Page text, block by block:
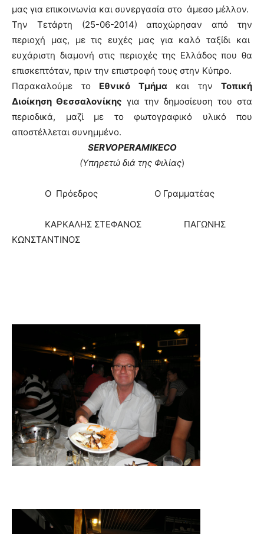
μας για επικοινωνία και συνεργασία στο άμεσο μέλλον.
Την Τετάρτη (25-06-2014) αποχώρησαν από την
περιοχή μας, με τις ευχές μας για καλό ταξίδι και
ευχάριστη διαμονή στις περιοχές της Ελλάδος που θα
επισκεπτόταν, πριν την επιστροφή τους στην Κύπρο.
Παρακαλούμε το Εθνικό Τμήμα και την Τοπική
Διοίκηση Θεσσαλονίκης για την δημοσίευση του στα
περιοδικά, μαζί με το φωτογραφικό υλικό που
αποστέλλεται συνημμένο.
SERVOPERAMIKECO
(Υπηρετώ διά της Φιλίας)
Ο Πρόεδρος Ο Γραμματέας
ΚΑΡΚΑΛΗΣ ΣΤΕΦΑΝΟΣ ΠΑΓΩΝΗΣ
ΚΩΝΣΤΑΝΤΙΝΟΣ